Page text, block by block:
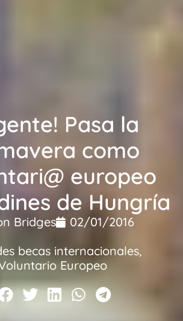
Pasa la
como
europeo
de Hungría
Bridges
02/01/2016
becas internacionales,
Europeo